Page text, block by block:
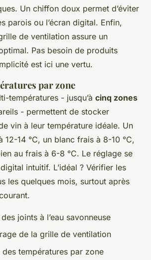
Un chiffon doux permet d’éviter
parois ou l’écran digital. Enfin,
de ventilation assure un
Pas besoin de produits
est ici une vertu.
par zone
températures - jusqu’à cinq zones
- permettent de stocker
vin à leur température idéale. Un
12-14 °C, un blanc frais à 8-10 °C,
au frais à 6-8 °C. Le réglage se
intuitif. L’idéal ? Vérifier les
les quelques mois, surtout après
joints à l’eau savonneuse
de la grille de ventilation
températures par zone